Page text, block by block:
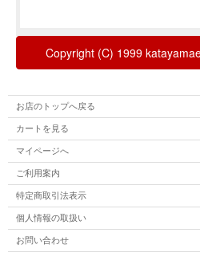
お店のトップへ戻る
カートを見る
マイページへ
ご利用案内
特定商取引法表示
個人情報の取扱い
お問い合わせ